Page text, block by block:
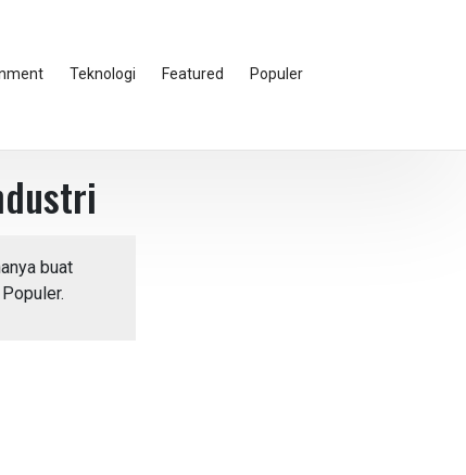
Teknologi Featured Populer
buat